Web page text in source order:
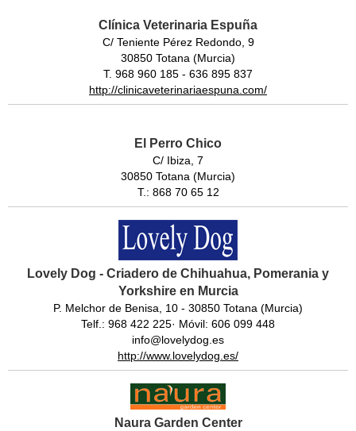
Clínica Veterinaria Espuña
C/ Teniente Pérez Redondo, 9
30850 Totana (Murcia)
T. 968 960 185 - 636 895 837
http://clinicaveterinariaespuna.com/
El Perro Chico
C/ Ibiza, 7
30850 Totana (Murcia)
T.: 868 70 65 12
Lovely Dog - Criadero de Chihuahua, Pomerania y
Yorkshire en Murcia
P. Melchor de Benisa, 10 - 30850 Totana (Murcia)
Telf.: 968 422 225· Móvil: 606 099 448
info@lovelydog.es
http://www.lovelydog.es/
Naura Garden Center